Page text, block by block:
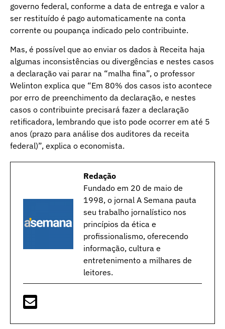
governo federal, conforme a data de entrega e valor a
ser restituído é pago automaticamente na conta
corrente ou poupança indicado pelo contribuinte.
Mas, é possível que ao enviar os dados à Receita haja
algumas inconsistências ou divergências e nestes casos
a declaração vai parar na “malha fina”, o professor
Welinton explica que “Em 80% dos casos isto acontece
por erro de preenchimento da declaração, e nestes
casos o contribuinte precisará fazer a declaração
retificadora, lembrando que isto pode ocorrer em até 5
anos (prazo para análise dos auditores da receita
federal)”, explica o economista.
Redação
Fundado em 20 de maio de
1998, o jornal A Semana pauta
seu trabalho jornalístico nos
princípios da ética e
profissionalismo, oferecendo
informação, cultura e
entretenimento a milhares de
leitores.